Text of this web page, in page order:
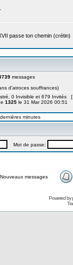
passe ton chemin (crétin)
messages
d'atroces souffrances)
0 Invisible et 679 Invités [
1325 le 31 Mar 2026 00:51
minutes
Mot de passe:
Nouveaux messages
Powered by